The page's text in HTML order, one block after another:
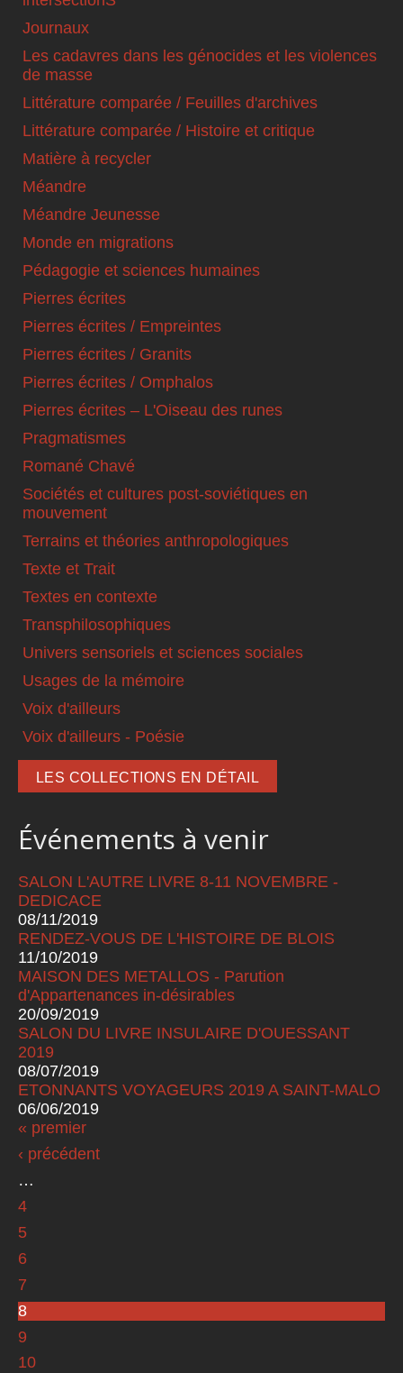
Journaux
Les cadavres dans les génocides et les violences
de masse
Littérature comparée / Feuilles d'archives
Littérature comparée / Histoire et critique
Matière à recycler
Méandre
Méandre Jeunesse
Monde en migrations
Pédagogie et sciences humaines
Pierres écrites
Pierres écrites / Empreintes
Pierres écrites / Granits
Pierres écrites / Omphalos
Pierres écrites – L'Oiseau des runes
Pragmatismes
Romané Chavé
Sociétés et cultures post-soviétiques en
mouvement
Terrains et théories anthropologiques
Texte et Trait
Textes en contexte
Transphilosophiques
Univers sensoriels et sciences sociales
Usages de la mémoire
Voix d'ailleurs
Voix d'ailleurs - Poésie
LES COLLECTIONS EN DÉTAIL
Événements à venir
SALON L'AUTRE LIVRE 8-11 NOVEMBRE -
DEDICACE
08/11/2019
RENDEZ-VOUS DE L'HISTOIRE DE BLOIS
11/10/2019
MAISON DES METALLOS - Parution
d'Appartenances in-désirables
20/09/2019
SALON DU LIVRE INSULAIRE D'OUESSANT
2019
08/07/2019
ETONNANTS VOYAGEURS 2019 A SAINT-MALO
06/06/2019
Pages
« premier
‹ précédent
…
4
5
6
7
8
9
10